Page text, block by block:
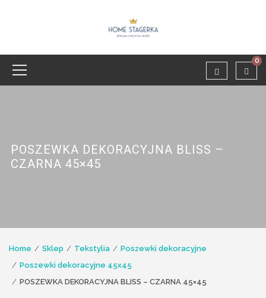
0
POSZEWKA DEKORACYJNA BLISS –
CZARNA 45×45
Home Sklep Tekstylia
Poszewki dekoracyjne
Poszewki dekoracyjne 45x45
POSZEWKA DEKORACYJNA BLISS – CZARNA 45×45